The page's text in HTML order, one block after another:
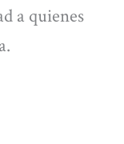
a quienes